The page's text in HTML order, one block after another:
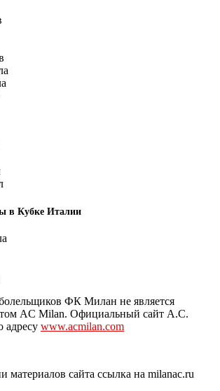
в Кубке Италии
ФК Милан не является
AC Milan. Официальный сайт A.C.
адресу www.acmilan.com
материалов сайта ссылка на milanac.ru